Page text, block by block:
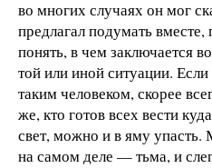
во многих случаях он мог
предлагал подумать
понять, в чем заключается
той или иной ситуации.
таким человеком, скорее
же, кто готов всех вести
свет, можно и в яму упасть.
на самом деле — тьма, и